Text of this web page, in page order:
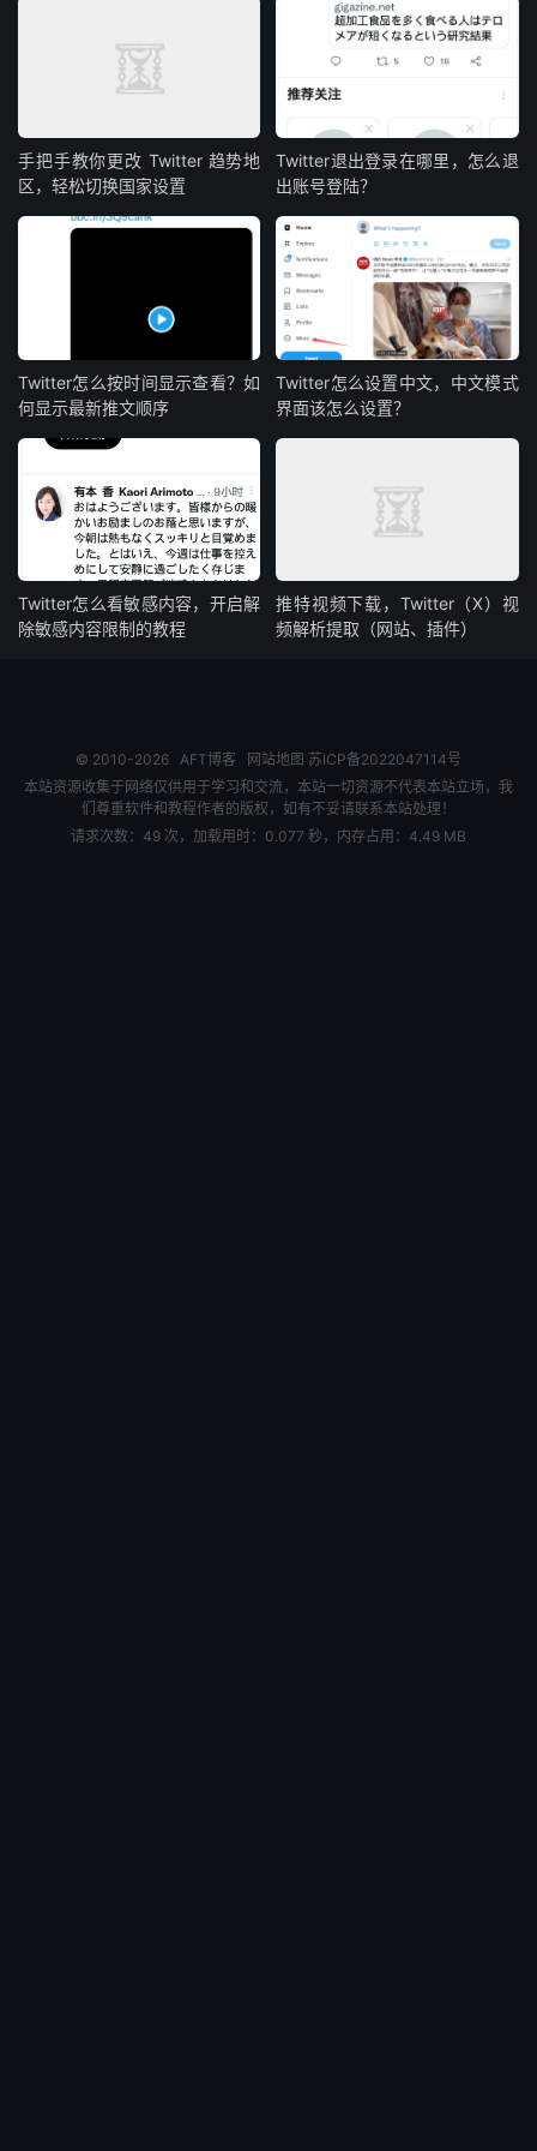
手把手教你更改 Twitter 趋势地
区，轻松切换国家设置
Twitter退出登录在哪里，怎么退
出账号登陆？
Twitter怎么按时间显示查看？如
何显示最新推文顺序
Twitter怎么设置中文，中文模式
界面该怎么设置？
Twitter怎么看敏感内容，开启解
除敏感内容限制的教程
推特视频下载，Twitter（X）视
频解析提取（网站、插件）
© 2010-2026 AFT博客 网站地图 苏ICP备2022047114号
本站资源收集于网络仅供用于学习和交流，本站一切资源不代表本站立场，我
们尊重软件和教程作者的版权，如有不妥请联系本站处理！
请求次数：49 次，加载用时：0.077 秒，内存占用：4.49 MB